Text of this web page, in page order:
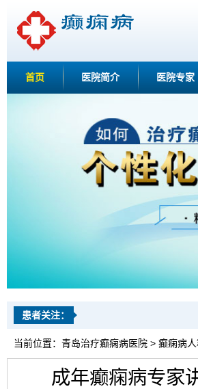
首页 医院简介 医院专家
患者关注：
当前位置： 青岛治疗癫痫病医院 > 癫痫病
成年癫痫病专家